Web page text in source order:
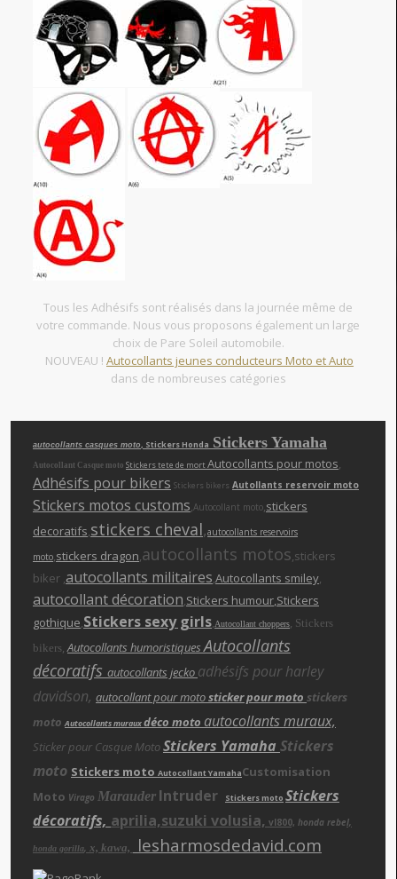
Tous les Adhésifs sont réalisés dans la journée même de
votre commande. Nous vous proposons également un large
choix de Pare Soleil automobile.
NOUVEAU ! Autocollants jeunes conducteurs Moto et Auto
dans de nombreuses catégories
autocollants casques moto , Stickers Honda Stickers Yamaha
Autocollant Casque moto Stickers tete de mortAutocollants pour motos
Adhésifs pour bikers Stickers bikers Autollants reservoir moto
Stickers motos customs Autocollant moto stickers
decoratifs stickers cheval,autocollants reservoirs
moto stickers dragon autocollants motos ,stickers
biker , autocollants militaires Autocollants smiley
autocollant décoration Stickers humour ,Stickers
gothique Stickers sexy girls Autocollant choppers
Stickers
bikers Autocollants humoristiquesAutocollants
décoratifs autocollants jecko adhésifs pour harley
davidson, autocollant pour motosticker pour moto stickers
moto Autocollants murauxdéco moto autocollants muraux,
Sticker pour Casque MotoStickers Yamaha Stickers
moto Stickers moto Autocollant YamahaCustomisation
Moto Virago Marauder Intruder Stickers moto Stickers
décoratifs, aprilia,suzuki volusia, vl800, honda rebel,
honda gorilla, x, kawa, lesharmosdedavid.com